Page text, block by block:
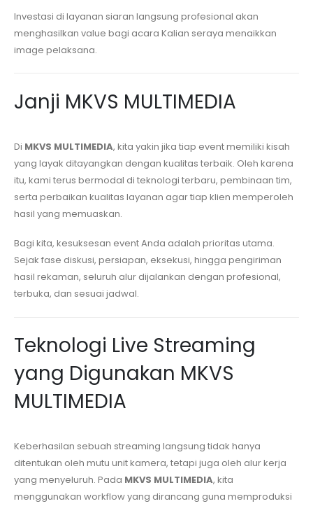
Investasi di layanan siaran langsung profesional akan
menghasilkan value bagi acara Kalian seraya menaikkan
image pelaksana.
Janji MKVS MULTIMEDIA
Di MKVS MULTIMEDIA, kita yakin jika tiap event memiliki kisah
yang layak ditayangkan dengan kualitas terbaik. Oleh karena
itu, kami terus bermodal di teknologi terbaru, pembinaan tim,
serta perbaikan kualitas layanan agar tiap klien memperoleh
hasil yang memuaskan.
Bagi kita, kesuksesan event Anda adalah prioritas utama.
Sejak fase diskusi, persiapan, eksekusi, hingga pengiriman
hasil rekaman, seluruh alur dijalankan dengan profesional,
terbuka, dan sesuai jadwal.
Teknologi Live Streaming
yang Digunakan MKVS
MULTIMEDIA
Keberhasilan sebuah streaming langsung tidak hanya
ditentukan oleh mutu unit kamera, tetapi juga oleh alur kerja
yang menyeluruh. Pada MKVS MULTIMEDIA, kita
menggunakan workflow yang dirancang guna memproduksi